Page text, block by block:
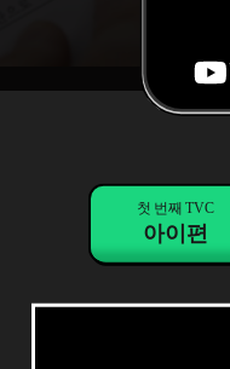
첫 번째 TVC
아이편